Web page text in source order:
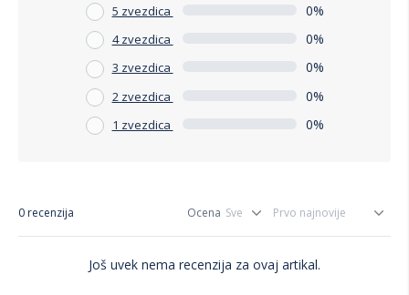
5 zvezdica 0%
4 zvezdica 0%
3 zvezdica 0%
2 zvezdica 0%
1 zvezdica 0%
0 recenzija Ocena
Još uvek nema recenzija za ovaj artikal.